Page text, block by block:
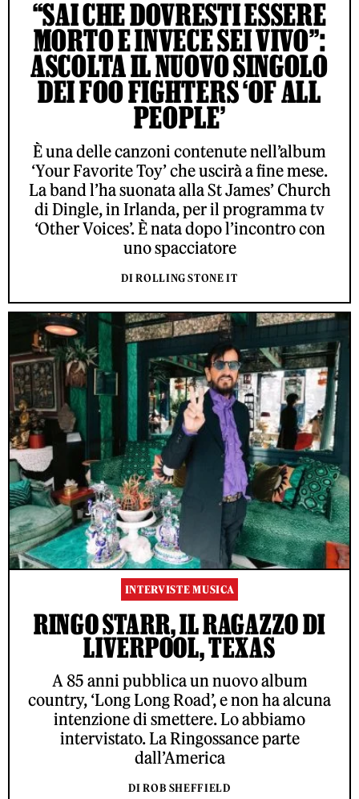
“SAI CHE DOVRESTI ESSERE
MORTO E INVECE SEI VIVO”:
ASCOLTA IL NUOVO SINGOLO
DEI FOO FIGHTERS ‘OF ALL
PEOPLE’
È una delle canzoni contenute nell’album
‘Your Favorite Toy’ che uscirà a fine mese.
La band l’ha suonata alla St James’ Church
di Dingle, in Irlanda, per il programma tv
‘Other Voices’. È nata dopo l’incontro con
uno spacciatore
DI ROLLING STONE IT
INTERVISTE MUSICA
RINGO STARR, IL RAGAZZO DI
LIVERPOOL, TEXAS
A 85 anni pubblica un nuovo album
country, ‘Long Long Road’, e non ha alcuna
intenzione di smettere. Lo abbiamo
intervistato. La Ringossance parte
dall’America
DI ROB SHEFFIELD